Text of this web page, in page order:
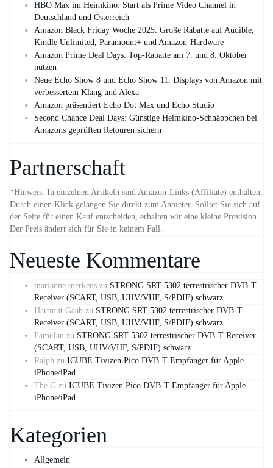
HBO Max im Heimkino: Start als Prime Video Channel in
Deutschland und Österreich
Amazon Black Friday Woche 2025: Große Rabatte auf Audible,
Kindle Unlimited, Paramount+ und Amazon‑Hardware
Amazon Prime Deal Days: Top-Rabatte am 7. und 8. Oktober
nutzen
Neue Echo Show 8 und Echo Show 11: Displays von Amazon mit
verbessertem Klang und Alexa
Amazon präsentiert Echo Dot Max und Echo Studio
Second Chance Deal Days: Günstige Heimkino-Schnäppchen bei
Amazons geprüften Retouren sichern
Partnerschaft
*Hinweis: In einzelnen Artikeln sind Amazon-Links (Affiliate) enthalten.
Durch einen Klick gelangen Sie direkt zum Anbieter. Solltet Sie sich auf
der Seite für einen Kauf entscheiden, erhalten wir eine kleine Provision.
Der Preis ändert sich für Sie in keinem Fall.
Neueste Kommentare
marianne merkens zu STRONG SRT 5302 terrestrischer DVB-T
Receiver (SCART, USB, UHV/VHF, S/PDIF) schwarz
Hartmut Gaab zu STRONG SRT 5302 terrestrischer DVB-T
Receiver (SCART, USB, UHV/VHF, S/PDIF) schwarz
Famefan zu STRONG SRT 5302 terrestrischer DVB-T Receiver
(SCART, USB, UHV/VHF, S/PDIF) schwarz
Ralph zu ICUBE Tivizen Pico DVB-T Empfänger für Apple
iPhone/iPad
The G zu ICUBE Tivizen Pico DVB-T Empfänger für Apple
iPhone/iPad
Kategorien
Allgemein